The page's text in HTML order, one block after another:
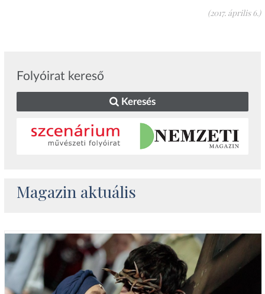
(2017. április 6.)
Folyóirat kereső
Keresés
Magazin aktuális